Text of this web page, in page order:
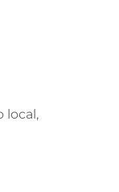
local,